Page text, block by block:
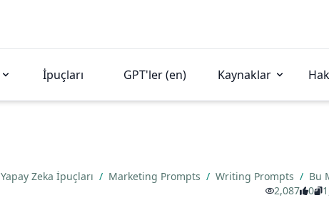
İpuçları GPT'ler (en) Kaynaklar
Yapay Zeka İpuçları / Marketing Prompts / Writing Prompts / Bu
2,087
0